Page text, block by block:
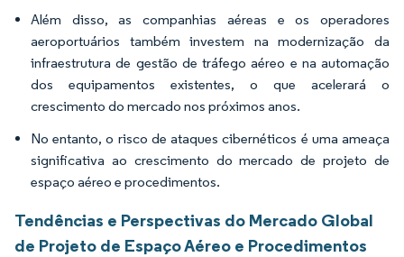
Além disso, as companhias aéreas e os operadores
aeroportuários também investem na modernização da
infraestrutura de gestão de tráfego aéreo e na automação
dos equipamentos existentes, o que acelerará o
crescimento do mercado nos próximos anos.
No entanto, o risco de ataques cibernéticos é uma ameaça
significativa ao crescimento do mercado de projeto de
espaço aéreo e procedimentos.
Tendências e Perspectivas do Mercado Global
de Projeto de Espaço Aéreo e Procedimentos